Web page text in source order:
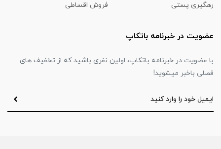
رهگیری پستی فروش اقساطی
عضویت در خبرنامه باتکاپ
با عضویت در خبرنامه باتکاپ، اولین نفری باشید که از تخفیف های
فصلی باخبر میشوید!